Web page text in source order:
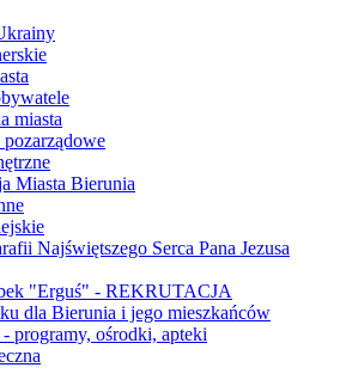
miasta
Miasta Bierunia
Najświętszego Serca Pana Jezusa
"Erguś" - REKRUTACJA
dla Bierunia i jego mieszkańców
programy, ośrodki, apteki